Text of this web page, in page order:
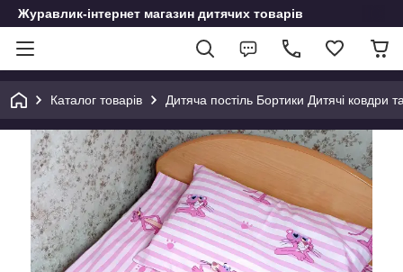
Журавлик-інтернет магазин дитячих товарів
Каталог товарів Дитяча постіль Бортики Дитячі ковдри